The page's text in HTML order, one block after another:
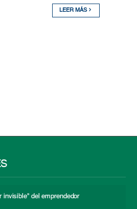
LEER MÁS
invisible” del emprendedor